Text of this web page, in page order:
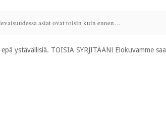
asiat ovat toisin kuin ennen…
ystävällisiä. TOISIA SYRJITÄÄN! Elokuvamme saa